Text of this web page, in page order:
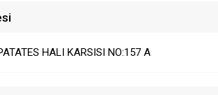
HALI KARSISI NO:157 A